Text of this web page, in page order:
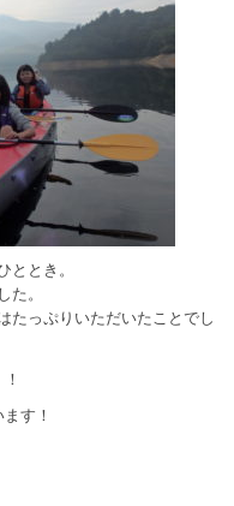
ととき。
た。
たっぷりいただいたことでし
す！